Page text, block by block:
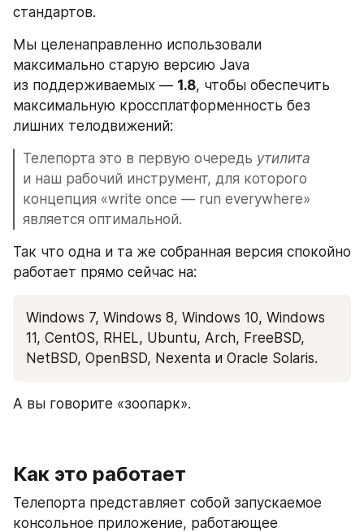
стандартов.
Мы целенаправленно использовали
максимально старую версию Java
из поддерживаемых — 1.8, чтобы обеспечить
максимальную кроссплатформенность без
лишних телодвижений:
Телепорта это в первую очередь утилита
и наш рабочий инструмент, для которого
концепция «write once — run everywhere»
является оптимальной.
Так что одна и та же собранная версия спокойно
работает прямо сейчас на:
Windows 7, Windows 8, Windows 10, Windows
11, CentOS, RHEL, Ubuntu, Arch, FreeBSD,
NetBSD, OpenBSD, Nexenta и Oracle Solaris.
А вы говорите «зоопарк».
Как это работает
Телепорта представляет собой запускаемое
консольное приложение, работающее